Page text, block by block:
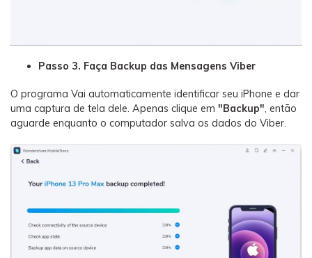
Passo 3. Faça Backup das Mensagens Viber
O programa Vai automaticamente identificar seu iPhone e dar
uma captura de tela dele. Apenas clique em "Backup", então
aguarde enquanto o computador salva os dados do Viber.